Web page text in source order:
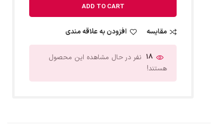
ADD TO CART
مقایسه افزودن به علاقه مندی
18 نفر در حال مشاهده این محصول
هستند!